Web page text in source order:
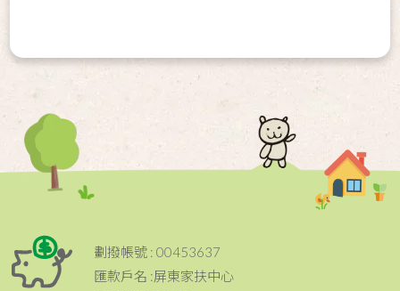
劃撥帳號 : 00453637
匯款戶名 :屏東家扶中心